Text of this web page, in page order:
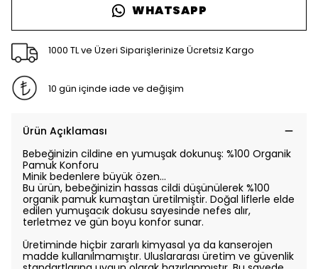
WHATSAPP
1000 TL ve Üzeri Siparişlerinize Ücretsiz Kargo
10 gün içinde iade ve değişim
Ürün Açıklaması
Bebeğinizin cildine en yumuşak dokunuş: %100 Organik
Pamuk Konforu
Minik bedenlere büyük özen…
Bu ürün, bebeğinizin hassas cildi düşünülerek %100
organik pamuk kumaştan üretilmiştir. Doğal liflerle elde
edilen yumuşacık dokusu sayesinde nefes alır,
terletmez ve gün boyu konfor sunar.
Üretiminde hiçbir zararlı kimyasal ya da kanserojen
madde kullanılmamıştır. Uluslararası üretim ve güvenlik